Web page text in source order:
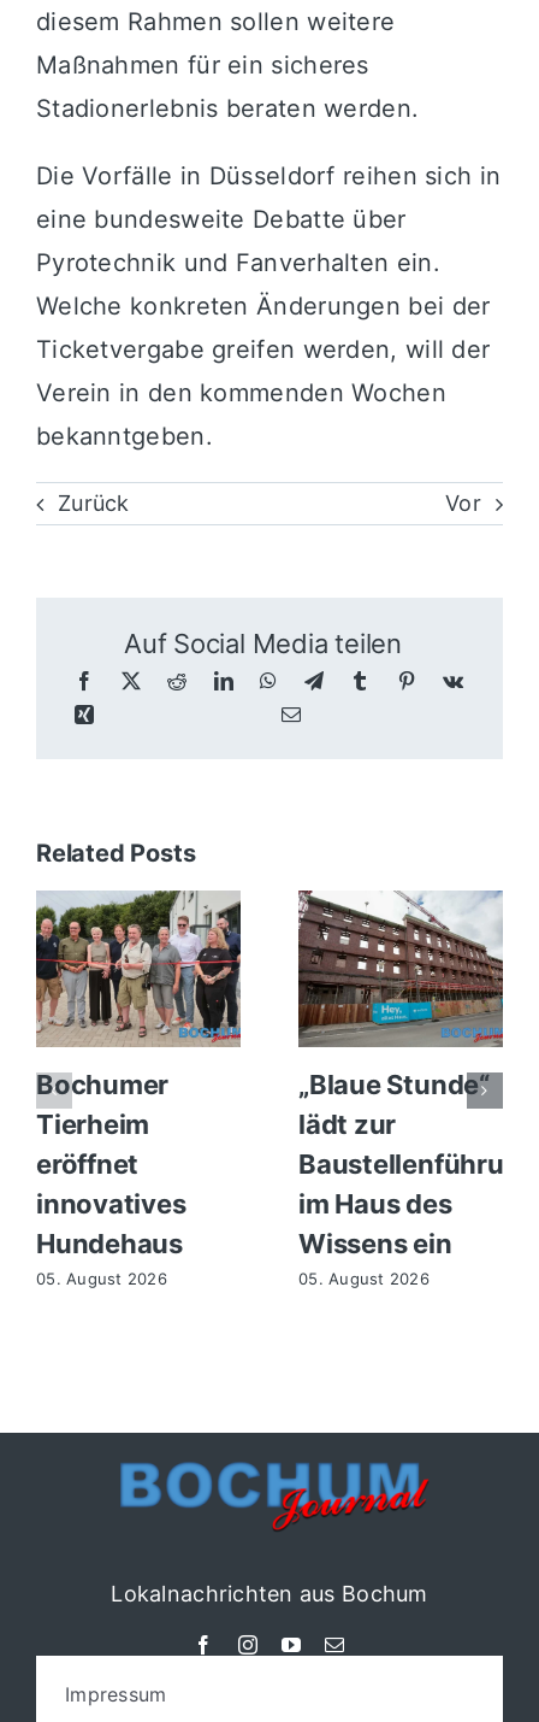
diesem Rahmen sollen weitere
Maßnahmen für ein sicheres
Stadionerlebnis beraten werden.
Die Vorfälle in Düsseldorf reihen sich in
eine bundesweite Debatte über
Pyrotechnik und Fanverhalten ein.
Welche konkreten Änderungen bei der
Ticketvergabe greifen werden, will der
Verein in den kommenden Wochen
bekanntgeben.
Zurück Vor
Auf Social Media teilen
Related Posts
Bochumer
Tierheim
eröffnet
innovatives
Hundehaus
05. August 2026
„Blaue Stunde“
lädt zur
Baustellenführung
im Haus des
Wissens ein
05. August 2026
Lokalnachrichten aus Bochum
Impressum